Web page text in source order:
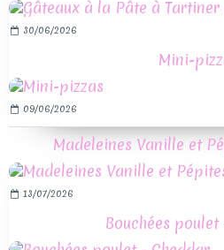
30/06/2026
Mini-
09/06/2026
Madeleines Vanille et
13/07/2026
Bouchées